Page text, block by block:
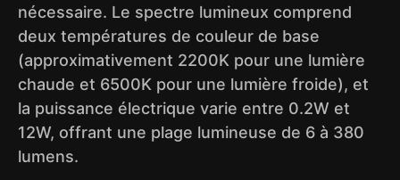
nécessaire. Le spectre lumineux comprend
deux températures de couleur de base
(approximativement 2200K pour une lumière
chaude et 6500K pour une lumière froide), et
la puissance électrique varie entre 0.2W et
12W, offrant une plage lumineuse de 6 à 380
lumens.